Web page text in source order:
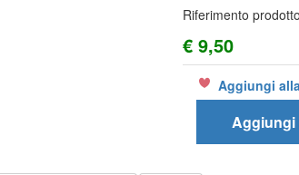
Riferimento
€ 9,50
Aggiungi
Aggiungi